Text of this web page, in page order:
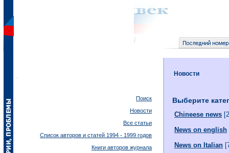
Поиск
Новости
Все статьи
Список авторов и статей 1994 - 1999 годов
Книги авторов журнала
Новости
Выберите
Chineese news
News on english
News on Italian